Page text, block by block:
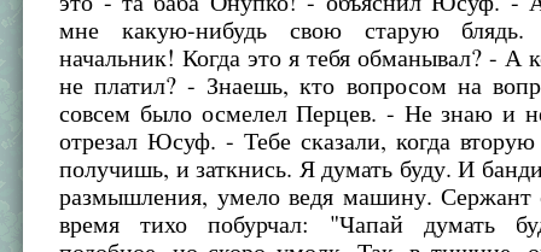
мне какую-нибудь свою старую
начальник! Когда это я тебя обманывал? - А
не платил? - Знаешь, кто вопросом на
совсем было осмелел Перцев. - Не знаю и
отрезал Юсуф. - Тебе сказали, когда вторую
получишь, и заткнись. Я думать буду. И
размышления, умело ведя машину. Сержант
время тихо побурчал: "Чапай думать